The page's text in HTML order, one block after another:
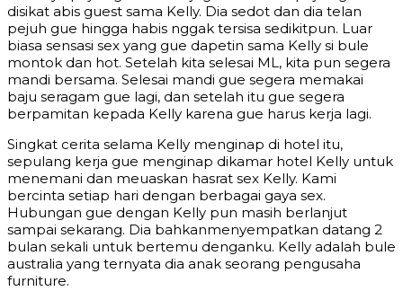
disikat abis guest sama Kelly. Dia sedot dan dia telan
pejuh gue hingga habis nggak tersisa sedikitpun. Luar
biasa sensasi sex yang gue dapetin sama Kelly si bule
montok dan hot. Setelah kita selesai ML, kita pun segera
mandi bersama. Selesai mandi gue segera memakai
baju seragam gue lagi, dan setelah itu gue segera
berpamitan kepada Kelly karena gue harus kerja lagi.
Singkat cerita selama Kelly menginap di hotel itu,
sepulang kerja gue menginap dikamar hotel Kelly untuk
menemani dan meuaskan hasrat sex Kelly. Kami
bercinta setiap hari dengan berbagai gaya sex.
Hubungan gue dengan Kelly pun masih berlanjut
sampai sekarang. Dia bahkanmenyempatkan datang 2
bulan sekali untuk bertemu denganku. Kelly adalah bule
australia yang ternyata dia anak seorang pengusaha
furniture.